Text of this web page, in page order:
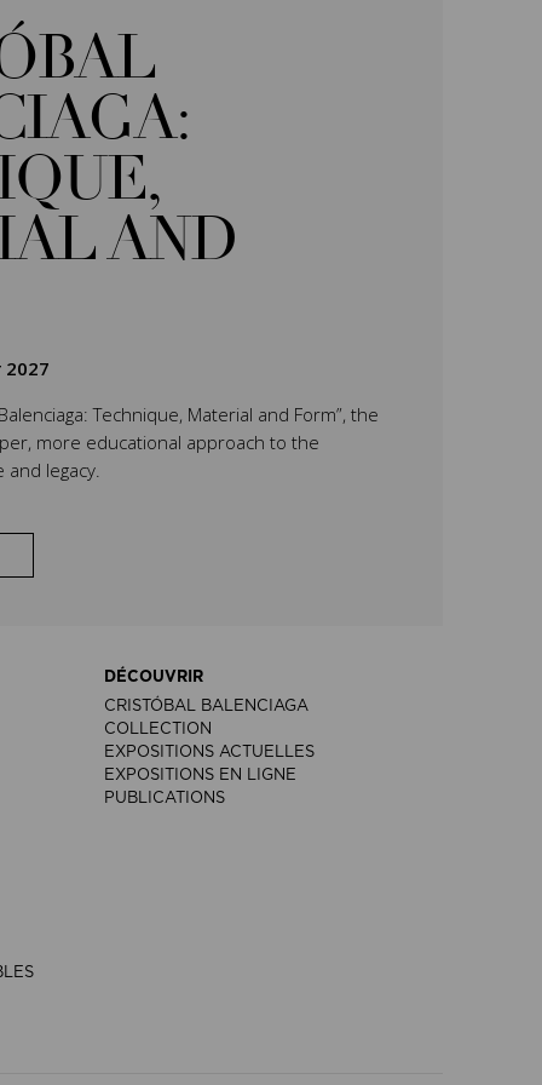
AND
2027
Technique, Material and Form”, the
more educational approach to the
legacy.
DÉCOUVRIR
CRISTÓBAL BALENCIAGA
COLLECTION
EXPOSITIONS ACTUELLES
EXPOSITIONS EN LIGNE
PUBLICATIONS